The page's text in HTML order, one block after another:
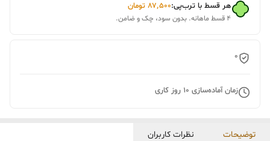
هر قسط با ترب‌پی:۸۷٬۵۰۰ تومان
۴ قسط ماهانه. بدون سود، چک و ضامن.
0
زمان آماده‌سازی 10 روز کاری
توضیحات نظرات کاربران